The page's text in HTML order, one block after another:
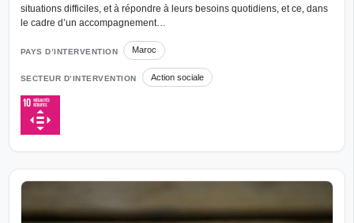
situations difficiles, et à répondre à leurs besoins quotidiens, et ce, dans
le cadre d’un accompagnement…
PAYS D’INTERVENTION Maroc
SECTEUR D’INTERVENTION Action sociale